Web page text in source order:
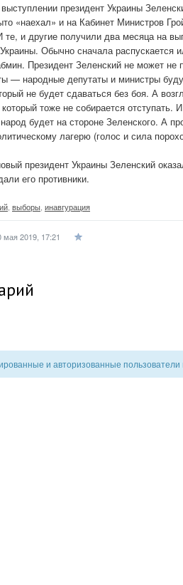
президент Украины
«наехал» и на Кабинет Министров
и другие получили два месяца на
Обычно сначала распускается
Президент Зеленский не может не
— народные депутаты и министры
не будет сдаваться без боя. А
тоже не собирается отступать.
будет на стороне Зеленского. А
лагерю (голос и сила
президент Украины Зеленский
его противники.
выборы инавгурация
мая 2019, 17:21
и авторизованные